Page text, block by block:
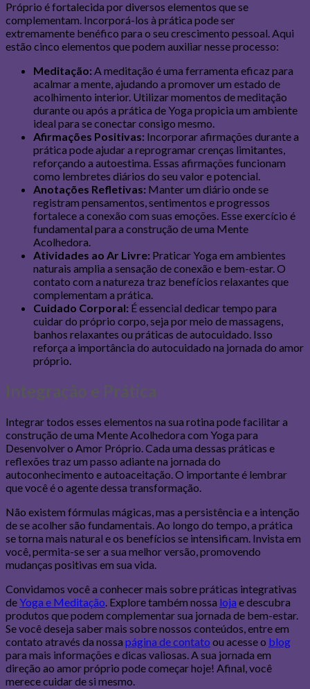
Próprio é fortalecida por diversos elementos que se
complementam. Incorporá-los à prática pode ser
extremamente benéfico para o seu crescimento pessoal. Aqui
estão cinco elementos que podem auxiliar nesse processo:
Meditação:A meditação é uma ferramenta eficaz para
acalmar a mente, ajudando a promover um estado de
acolhimento interior. Utilizar momentos de meditação
durante ou após a prática de Yoga propicia um ambiente
ideal para se conectar consigo mesmo.
Afirmações Positivas: Incorporar afirmações durante a
prática pode ajudar a reprogramar crenças limitantes,
reforçando a autoestima. Essas afirmações funcionam
como lembretes diários do seu valor e potencial.
Anotações Refletivas: Manter um diário onde se
registram pensamentos, sentimentos e progressos
fortalece a conexão com suas emoções. Esse exercício é
fundamental para a construção de uma Mente
Acolhedora.
Atividades ao Ar Livre: Praticar Yoga em ambientes
naturais amplia a sensação de conexão e bem-estar. O
contato com a natureza traz benefícios relaxantes que
complementam a prática.
Cuidado Corporal: É essencial dedicar tempo para
cuidar do próprio corpo, seja por meio de massagens,
banhos relaxantes ou práticas de autocuidado. Isso
reforça a importância do autocuidado na jornada do amor
próprio.
Integração e Prática
Integrar todos esses elementos na sua rotina pode facilitar a
construção de uma Mente Acolhedora com Yoga para
Desenvolver o Amor Próprio. Cada uma dessas práticas e
reflexões traz um passo adiante na jornada do
autoconhecimento e autoaceitação. O importante é lembrar
que você é o agente dessa transformação.
Não existem fórmulas mágicas, mas a persistência e a intenção
de se acolher são fundamentais. Ao longo do tempo, a prática
se torna mais natural e os benefícios se intensificam. Invista em
você, permita-se ser a sua melhor versão, promovendo
mudanças positivas em sua vida.
Convidamos você a conhecer mais sobre práticas integrativas
deYoga e Meditação. Explore também nossa loja e descubra
produtos que podem complementar sua jornada de bem-estar.
Se você deseja saber mais sobre nossos conteúdos, entre em
contato através da nossa página de contato ou acesse o blog
para mais informações e dicas valiosas. A sua jornada em
direção ao amor próprio pode começar hoje! Afinal, você
merece cuidar de si mesmo.